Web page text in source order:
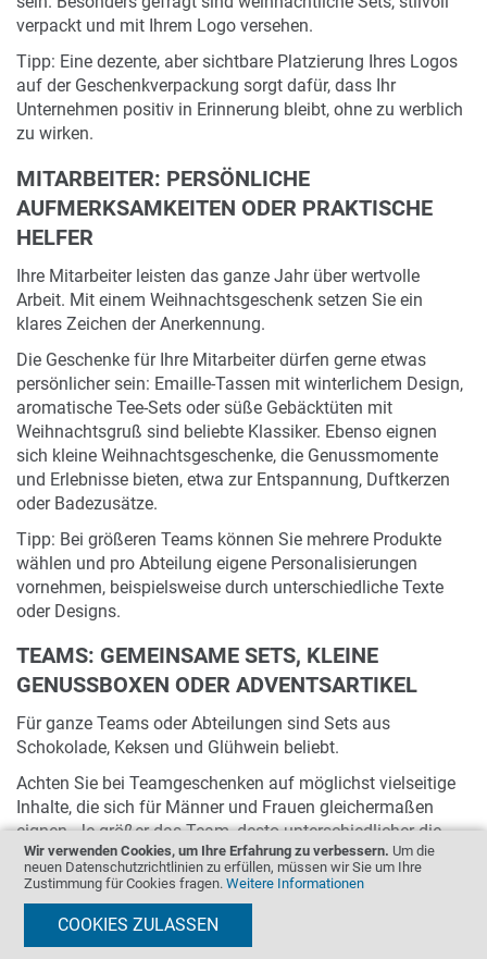
Wir verwenden Cookies, um Ihre Erfahrung zu verbessern. Um die
neuen Datenschutzrichtlinien zu erfüllen, müssen wir Sie um Ihre
Zustimmung für Cookies fragen. Weitere Informationen
COOKIES ZULASSEN
verpackt und mit Ihrem Logo versehen.
Tipp: Eine dezente, aber sichtbare Platzierung Ihres Logos
auf der Geschenkverpackung sorgt dafür, dass Ihr
Unternehmen positiv in Erinnerung bleibt, ohne zu werblich
zu wirken.
MITARBEITER: PERSÖNLICHE
AUFMERKSAMKEITEN ODER PRAKTISCHE
HELFER
Ihre Mitarbeiter leisten das ganze Jahr über wertvolle
Arbeit. Mit einem Weihnachtsgeschenk setzen Sie ein
klares Zeichen der Anerkennung.
Die Geschenke für Ihre Mitarbeiter dürfen gerne etwas
persönlicher sein: Emaille-Tassen mit winterlichem Design,
aromatische Tee-Sets oder süße Gebäcktüten mit
Weihnachtsgruß sind beliebte Klassiker. Ebenso eignen
sich kleine Weihnachtsgeschenke, die Genussmomente
und Erlebnisse bieten, etwa zur Entspannung, Duftkerzen
oder Badezusätze.
Tipp: Bei größeren Teams können Sie mehrere Produkte
wählen und pro Abteilung eigene Personalisierungen
vornehmen, beispielsweise durch unterschiedliche Texte
oder Designs.
TEAMS: GEMEINSAME SETS, KLEINE
GENUSSBOXEN ODER ADVENTSARTIKEL
Für ganze Teams oder Abteilungen sind Sets aus
Schokolade, Keksen und Glühwein beliebt.
Achten Sie bei Teamgeschenken auf möglichst vielseitige
Inhalte, die sich für Männer und Frauen gleichermaßen
eignen. Je größer das Team, desto unterschiedlicher die
Geschmäcker. Sets mit klassischen weihnachtlichen
Zutaten wie Spekulatius, Dominosteinen und Stollen
kommen bei den meisten gut an.
SO FINDEN SIE DIE PASSENDEN GESCHENKE